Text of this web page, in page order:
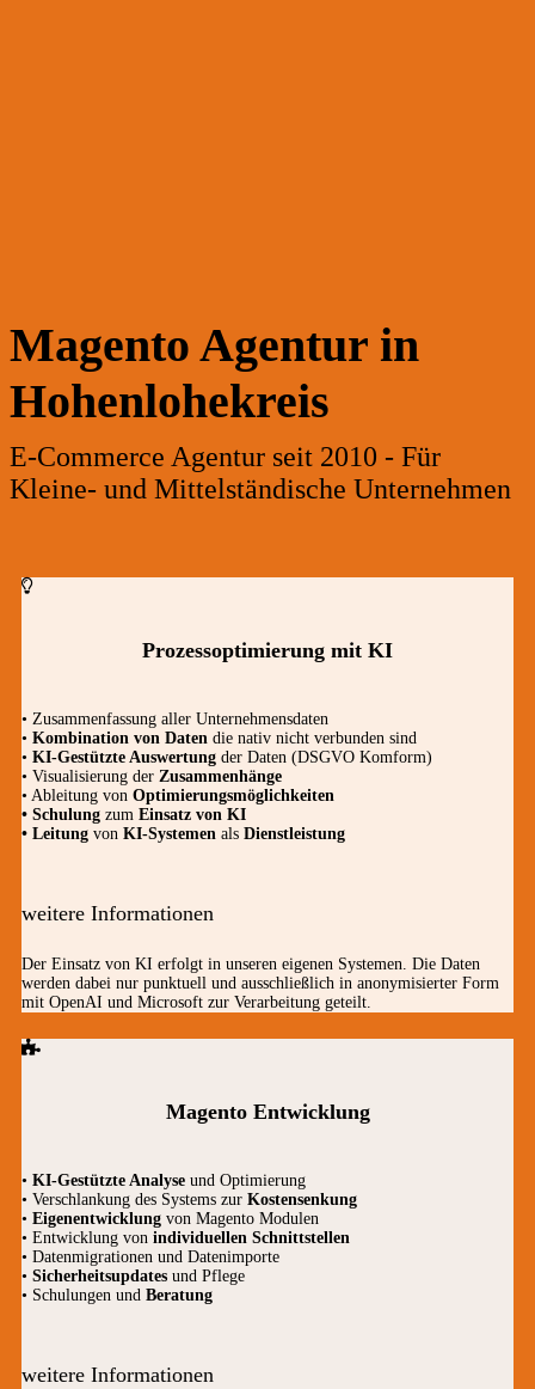
Magento Agentur in
Hohenlohekreis
E-Commerce Agentur seit 2010 - Für
Kleine- und Mittelständische Unternehmen
Prozessoptimierung mit KI
• Zusammenfassung aller Unternehmensdaten
• Kombination von Daten die nativ nicht verbunden sind
• KI-Gestützte Auswertung der Daten (DSGVO Komform)
• Visualisierung der Zusammenhänge
• Ableitung von Optimierungsmöglichkeiten
• Schulung zum Einsatz von KI
• Leitung von KI-Systemen als Dienstleistung
weitere Informationen
Der Einsatz von KI erfolgt in unseren eigenen Systemen. Die Daten
werden dabei nur punktuell und ausschließlich in anonymisierter Form
mit OpenAI und Microsoft zur Verarbeitung geteilt.
Magento Entwicklung
• KI-Gestützte Analyse und Optimierung
• Verschlankung des Systems zur Kostensenkung
• Eigenentwicklung von Magento Modulen
• Entwicklung von individuellen Schnittstellen
• Datenmigrationen und Datenimporte
• Sicherheitsupdates und Pflege
• Schulungen und Beratung
weitere Informationen